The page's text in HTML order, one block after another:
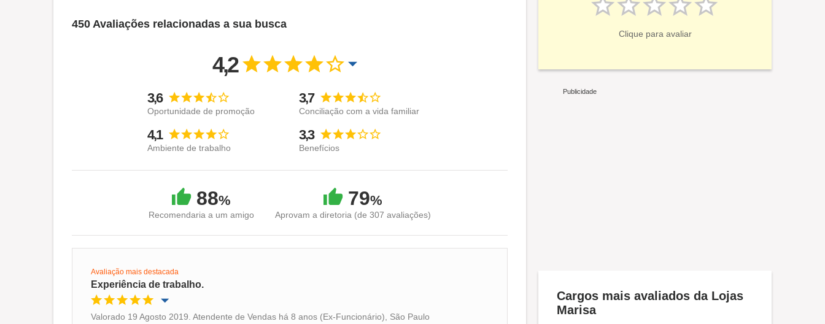
450 Avaliações relacionadas a sua busca
4,2
3,6
Oportunidade de promoção
3,7
Conciliação com a vida familiar
4,1
Ambiente de trabalho
3,3
Benefícios
88%
Recomendaria a um amigo
79%
Aprovam a diretoria (de 307 avaliações)
Avaliação mais destacada
Experiência de trabalho.
Valorado 19 Agosto 2019. Atendente de Vendas há 8 anos (Ex-Funcionário), São Paulo
Clique para avaliar
Cargos mais avaliados da Lojas
Marisa